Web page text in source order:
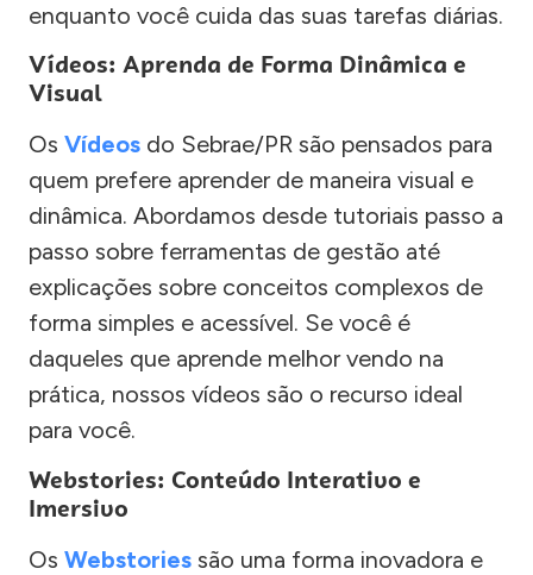
enquanto você cuida das suas tarefas diárias.
Vídeos: Aprenda de Forma Dinâmica e
Visual
Os Vídeos do Sebrae/PR são pensados para
quem prefere aprender de maneira visual e
dinâmica. Abordamos desde tutoriais passo a
passo sobre ferramentas de gestão até
explicações sobre conceitos complexos de
forma simples e acessível. Se você é
daqueles que aprende melhor vendo na
prática, nossos vídeos são o recurso ideal
para você.
Webstories: Conteúdo Interativo e
Imersivo
Os Webstories são uma forma inovadora e